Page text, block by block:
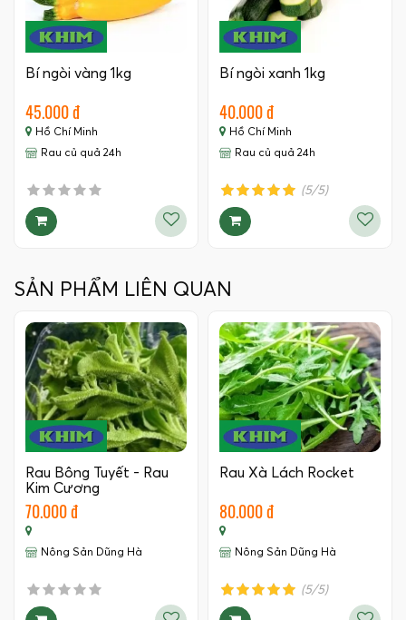
Bí ngòi vàng 1kg
45.000 đ
Hồ Chí Minh
Rau củ quả 24h
Bí ngòi xanh 1kg
40.000 đ
Hồ Chí Minh
Rau củ quả 24h
(5/5)
SẢN PHẨM LIÊN QUAN
Rau Bông Tuyết - Rau
Kim Cương
70.000 đ
Nông Sản Dũng Hà
Rau Xà Lách Rocket
80.000 đ
Nông Sản Dũng Hà
(5/5)